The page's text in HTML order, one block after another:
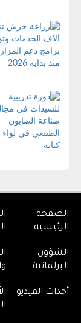
الصفحة
الرئيسية
الشؤون
البرلمانية
أحداث الفيديو